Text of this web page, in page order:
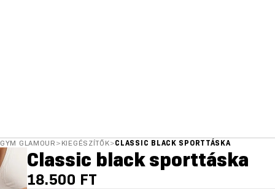
GYM GLAMOUR > KIEGÉSZÍTŐK>CLASSIC BLACK SPORTTÁSKA
Classic black sporttáska
18.500 FT